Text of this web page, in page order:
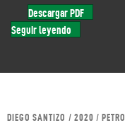
Descargar PDF
Seguir leyendo
DIEGO SANTIZO / 2020 /